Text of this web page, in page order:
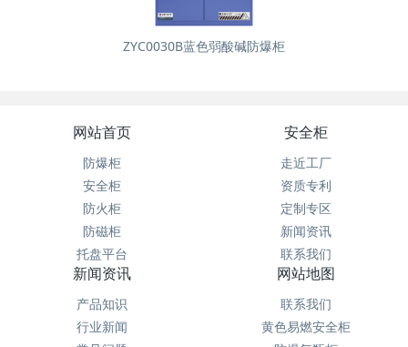
ZYC0030B蓝色弱酸碱防爆柜
网站首页
防爆柜
安全柜
防火柜
防磁柜
托盘平台
安全柜
走近工厂
资质专利
定制专区
新闻资讯
联系我们
新闻资讯
产品知识
行业新闻
网站地图
联系我们
黄色易燃安全柜